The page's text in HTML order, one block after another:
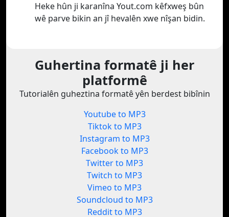
Heke hûn ji karanîna Yout.com kêfxweş bûn
wê parve bikin an jî hevalên xwe nîşan bidin.
Guhertina formatê ji her
platformê
Tutorialên guheztina formatê yên berdest bibînin
Youtube to MP3
Tiktok to MP3
Instagram to MP3
Facebook to MP3
Twitter to MP3
Twitch to MP3
Vimeo to MP3
Soundcloud to MP3
Reddit to MP3